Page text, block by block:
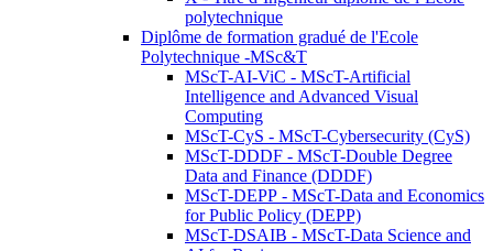
polytechnique
Diplôme de formation gradué de l'Ecole
Polytechnique -MSc&T
MScT-AI-ViC - MScT-Artificial
Intelligence and Advanced Visual
Computing
MScT-CyS - MScT-Cybersecurity (CyS)
MScT-DDDF - MScT-Double Degree
Data and Finance (DDDF)
MScT-DEPP - MScT-Data and Economics
for Public Policy (DEPP)
MScT-DSAIB - MScT-Data Science and